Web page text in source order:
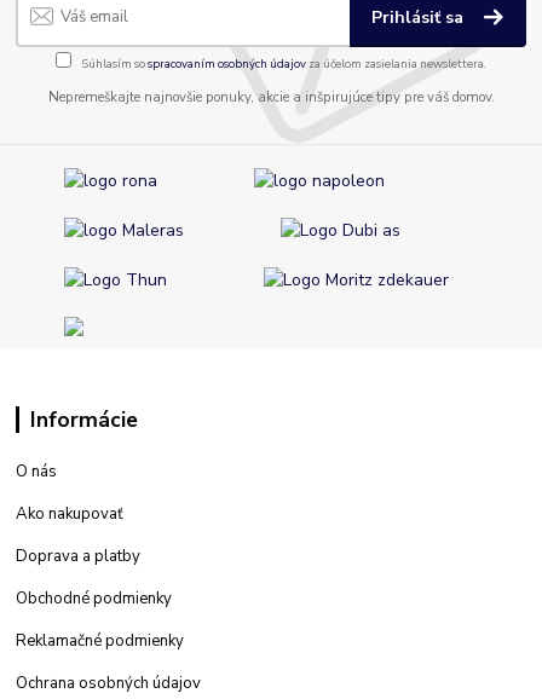
Prihlásiť sa
Súhlasím sospracovaním osobných údajov za účelom zasielania newslettera.
Nepremeškajte najnovšie ponuky, akcie a inšpirujúce tipy pre váš domov.
Informácie
O nás
Ako nakupovať
Doprava a platby
Obchodné podmienky
Reklamačné podmienky
Ochrana osobných údajov